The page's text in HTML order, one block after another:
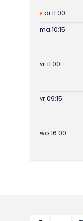
di 11:00
ma 10:15
vr 11:00
vr 09:15
wo 16:00